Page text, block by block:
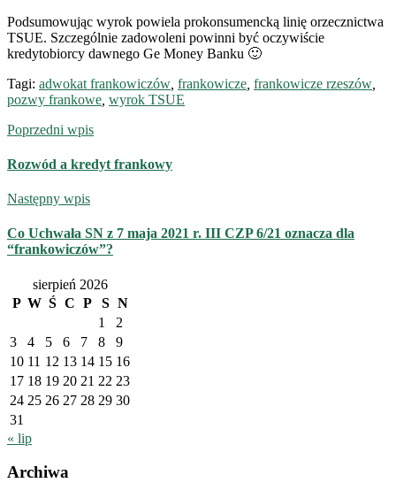
Podsumowując wyrok powiela prokonsumencką linię orzecznictwa
TSUE. Szczególnie zadowoleni powinni być oczywiście
kredytobiorcy dawnego Ge Money Banku 🙂
Tagi: adwokat frankowiczów frankowicze frankowicze rzeszów
pozwy frankowe wyrok TSUE
Poprzedni wpis
Rozwód a kredyt frankowy
Następny wpis
Co Uchwała SN z 7 maja 2021 r. III CZP 6/21 oznacza dla
“frankowiczów”?
sierpień 2026
P W Ś C P S N
1
2
3
4 5 6 7 8
9
10 11 12 13 14 15 16
17 18 19 20 21 22 23
24 25 26 27 28 29 30
31
« lip
Archiwa